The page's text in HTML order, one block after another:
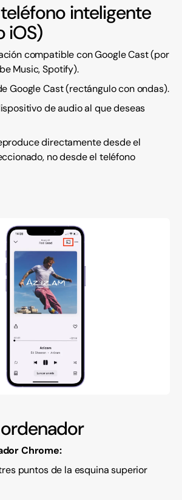
inteligente
iOS)
compatible con Google Cast (por
Music, Spotify).
Google Cast (rectángulo con ondas).
de audio al que deseas
directamente desde el
no desde el teléfono
Chrome:
puntos de la esquina superior